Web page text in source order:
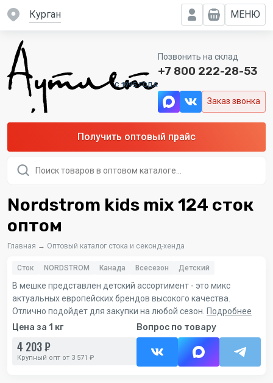
Курган МЕНЮ
C 1995 ГОДА
Позвонить на склад
+7 800 222-28-53
Заказ звонка
Получить оптовый прайс
товаров
Nordstrom kids mix 124 сток
оптом
Главная → Оптовый каталог стока и секонд-хенда
Сток NORDSTROM Канада Всесезон Детский
В мешке представлен детский ассортимент - это микс
актуальных европейских брендов высокого качества.
Отлично подойдет для закупки на любой сезон. Подробнее
Цена за 1 кг
4 203 ₽
Крупный опт от 3 571 ₽
Вопрос по товару